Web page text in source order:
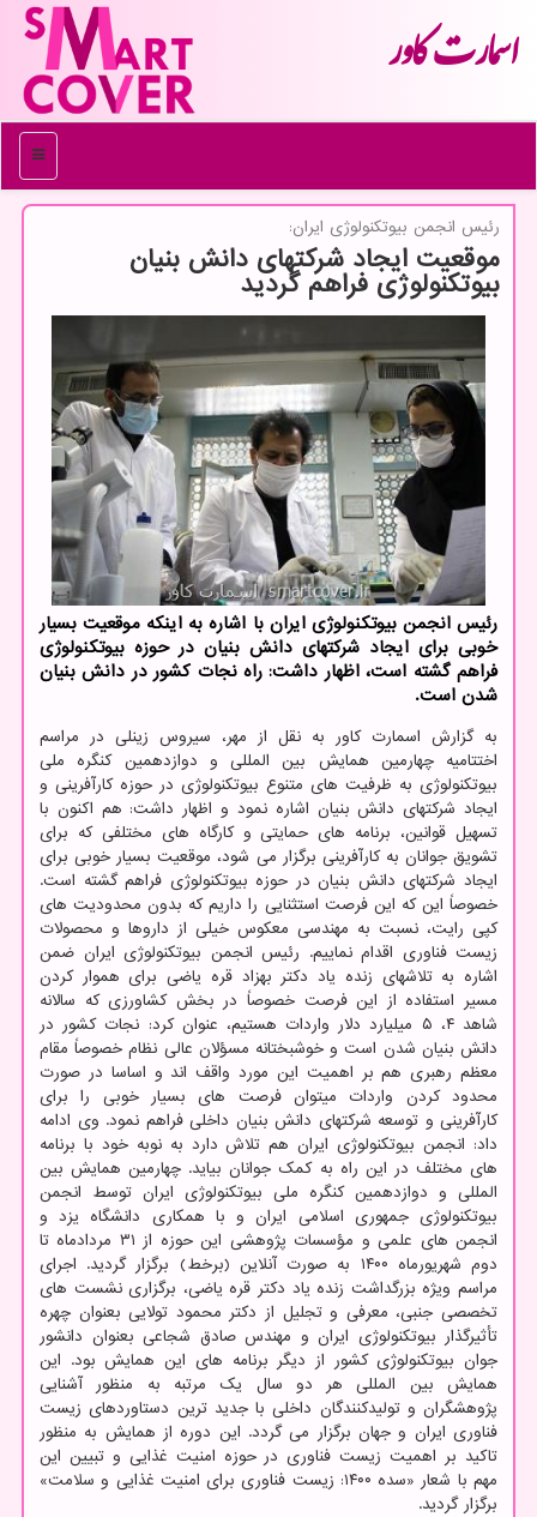
اسمارت كاور
منو
رئیس انجمن بیوتكنولوژی ایران:
موقعیت ایجاد شرکتهای دانش بنیان
بیوتکنولوژی فراهم گردید
رئیس انجمن بیوتکنولوژی ایران با اشاره به اینکه موقعیت بسیار
خوبی برای ایجاد شرکتهای دانش بنیان در حوزه بیوتکنولوژی
فراهم گشته است، اظهار داشت: راه نجات کشور در دانش بنیان
شدن است.
به گزارش اسمارت کاور به نقل از مهر، سیروس زینلی در مراسم
اختتامیه چهارمین همایش بین المللی و دوازدهمین کنگره ملی
بیوتکنولوژی به ظرفیت های متنوع بیوتکنولوژی در حوزه کارآفرینی و
ایجاد شرکتهای دانش بنیان اشاره نمود و اظهار داشت: هم اکنون با
تسهیل قوانین، برنامه های حمایتی و کارگاه های مختلفی که برای
تشویق جوانان به کارآفرینی برگزار می شود، موقعیت بسیار خوبی برای
ایجاد شرکتهای دانش بنیان در حوزه بیوتکنولوژی فراهم گشته است.
خصوصاً این که این فرصت استثنایی را داریم که بدون محدودیت های
کپی رایت، نسبت به مهندسی معکوس خیلی از داروها و محصولات
زیست فناوری اقدام نماییم. رئیس انجمن بیوتکنولوژی ایران ضمن
اشاره به تلاشهای زنده یاد دکتر بهزاد قره یاضی برای هموار کردن
مسیر استفاده از این فرصت خصوصاً در بخش کشاورزی که سالانه
شاهد ۴، ۵ میلیارد دلار واردات هستیم، عنوان کرد: نجات کشور در
دانش بنیان شدن است و خوشبختانه مسؤلان عالی نظام خصوصاً مقام
معظم رهبری هم بر اهمیت این مورد واقف اند و اساسا در صورت
محدود کردن واردات میتوان فرصت های بسیار خوبی را برای
کارآفرینی و توسعه شرکتهای دانش بنیان داخلی فراهم نمود. وی ادامه
داد: انجمن بیوتکنولوژی ایران هم تلاش دارد به نوبه خود با برنامه
های مختلف در این راه به کمک جوانان بیاید. چهارمین همایش بین
المللی و دوازدهمین کنگره ملی بیوتکنولوژی ایران توسط انجمن
بیوتکنولوژی جمهوری اسلامی ایران و با همکاری دانشگاه یزد و
انجمن های علمی و مؤسسات پژوهشی این حوزه از ۳۱ مردادماه تا
دوم شهریورماه ۱۴۰۰ به صورت آنلاین (برخط) برگزار گردید. اجرای
مراسم ویژه بزرگداشت زنده یاد دکتر قره یاضی، برگزاری نشست های
تخصصی جنبی، معرفی و تجلیل از دکتر محمود تولایی بعنوان چهره
تأثیرگذار بیوتکنولوژی ایران و مهندس صادق شجاعی بعنوان دانشور
جوان بیوتکنولوژی کشور از دیگر برنامه های این همایش بود. این
همایش بین المللی هر دو سال یک مرتبه به منظور آشنایی
پژوهشگران و تولیدکنندگان داخلی با جدید ترین دستاوردهای زیست
فناوری ایران و جهان برگزار می گردد. این دوره از همایش به منظور
تاکید بر اهمیت زیست فناوری در حوزه امنیت غذایی و تبیین این
مهم با شعار «سده ۱۴۰۰: زیست فناوری برای امنیت غذایی و سلامت»
برگزار گردید.